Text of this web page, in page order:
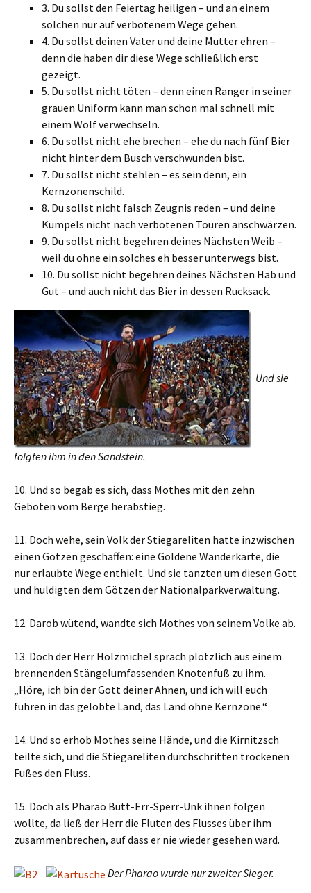
3. Du sollst den Feiertag heiligen – und an einem
solchen nur auf verbotenem Wege gehen.
4. Du sollst deinen Vater und deine Mutter ehren –
denn die haben dir diese Wege schließlich erst
gezeigt.
5. Du sollst nicht töten – denn einen Ranger in seiner
grauen Uniform kann man schon mal schnell mit
einem Wolf verwechseln.
6. Du sollst nicht ehe brechen – ehe du nach fünf Bier
nicht hinter dem Busch verschwunden bist.
7. Du sollst nicht stehlen – es sein denn, ein
Kernzonenschild.
8. Du sollst nicht falsch Zeugnis reden – und deine
Kumpels nicht nach verbotenen Touren anschwärzen.
9. Du sollst nicht begehren deines Nächsten Weib –
weil du ohne ein solches eh besser unterwegs bist.
10. Du sollst nicht begehren deines Nächsten Hab und
Gut – und auch nicht das Bier in dessen Rucksack.
Und sie
folgten ihm in den Sandstein.
10. Und so begab es sich, dass Mothes mit den zehn
Geboten vom Berge herabstieg.
11. Doch wehe, sein Volk der Stiegareliten hatte inzwischen
einen Götzen geschaffen: eine Goldene Wanderkarte, die
nur erlaubte Wege enthielt. Und sie tanzten um diesen Gott
und huldigten dem Götzen der Nationalparkverwaltung.
12. Darob wütend, wandte sich Mothes von seinem Volke ab.
13. Doch der Herr Holzmichel sprach plötzlich aus einem
brennenden Stängelumfassenden Knotenfuß zu ihm.
„Höre, ich bin der Gott deiner Ahnen, und ich will euch
führen in das gelobte Land, das Land ohne Kernzone.“
14. Und so erhob Mothes seine Hände, und die Kirnitzsch
teilte sich, und die Stiegareliten durchschritten trockenen
Fußes den Fluss.
15. Doch als Pharao Butt-Err-Sperr-Unk ihnen folgen
wollte, da ließ der Herr die Fluten des Flusses über ihm
zusammenbrechen, auf dass er nie wieder gesehen ward.
Der Pharao wurde nur zweiter Sieger.